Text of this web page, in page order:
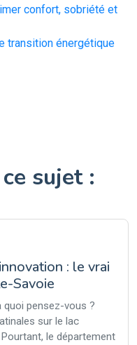
confort, sobriété et
transition énergétique
sujet :
: le vrai
Savoie
quoi pensez-vous ?
sur le lac
Pourtant, le département